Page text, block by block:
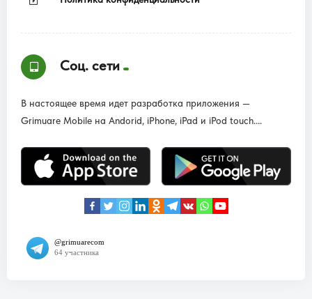
Соц. сети
В настоящее время идет разработка приложения —
Grimuare Mobile на Andorid, iPhone, iPad и iPod touch....